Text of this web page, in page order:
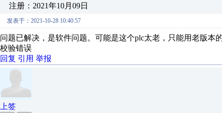
注册：2021年10月09日
发表于：2021-10-28 10:40:57
问题已解决，是软件问题。可能是这个plc太老，只能用老版
校验错误
回复 引用 举报
上签